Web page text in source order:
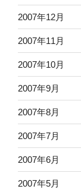
2007年12月
2007年11月
2007年10月
2007年9月
2007年8月
2007年7月
2007年6月
2007年5月